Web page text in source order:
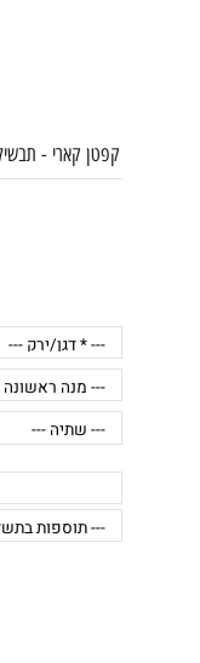
קפטן קארי -